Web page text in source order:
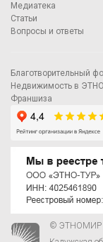
Медиатека
Статьи
Вопросы и ответы
Благотворительный
Недвижимость в
Франшиза
© ЭТНОМИР -